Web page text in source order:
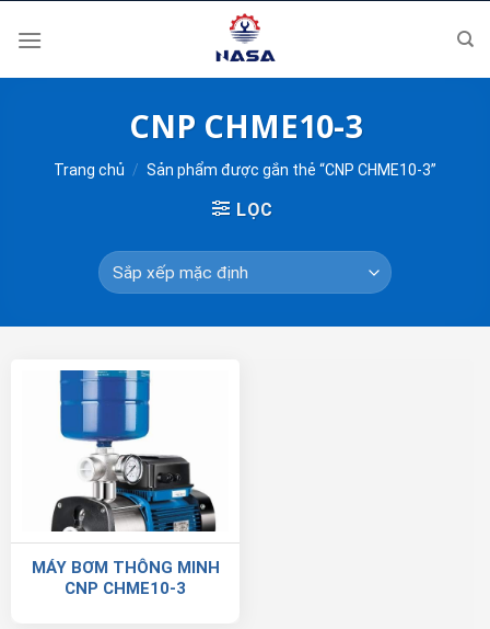
CNP CHME10-3
Trang chủ / Sản phẩm được gắn thẻ “CNP CHME10-3”
LỌC
MÁY BƠM THÔNG MINH
CNP CHME10-3